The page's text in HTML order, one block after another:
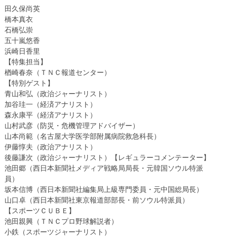
田久保尚英
橋本真衣
石橋弘崇
五十嵐悠香
浜崎日香里
【特集担当】
楢崎春奈（ＴＮＣ報道センター）
【特別ゲスト】
青山和弘（政治ジャーナリスト）
加谷珪一（経済アナリスト）
森永康平（経済アナリスト）
山村武彦（防災・危機管理アドバイザー）
山本尚範（名古屋大学医学部附属病院救急科長）
伊藤惇夫（政治アナリスト）
後藤謙次（政治ジャーナリスト）【レギュラーコメンテーター】
池田郷（西日本新聞社メディア戦略局局長・元韓国ソウル特派
員）
坂本信博（西日本新聞社編集局上級専門委員・元中国総局長）
山口卓（西日本新聞社東京報道部部長・前ソウル特派員）
【スポーツＣＵＢＥ】
池田親興（ＴＮＣプロ野球解説者）
小鉄（スポーツジャーナリスト）